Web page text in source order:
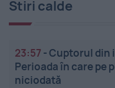
Stiri calde
23:57 -Cuptorul din
Perioada în care pe
niciodată